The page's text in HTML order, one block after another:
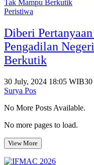
Peristiwa
Diberi
Pengadilan
Berkutik
30 July, 2024 18:05 WIB
Surya Pos
No More Posts Available.
No more pages to load.
View More